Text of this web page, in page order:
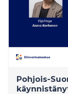
Pohjois-